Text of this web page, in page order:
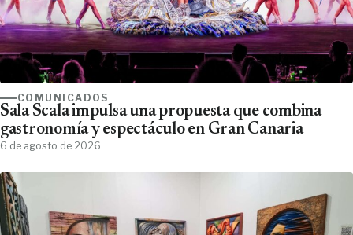
COMUNICADOS
Sala Scala impulsa una propuesta que combina
gastronomía y espectáculo en Gran Canaria
6 de agosto de 2026